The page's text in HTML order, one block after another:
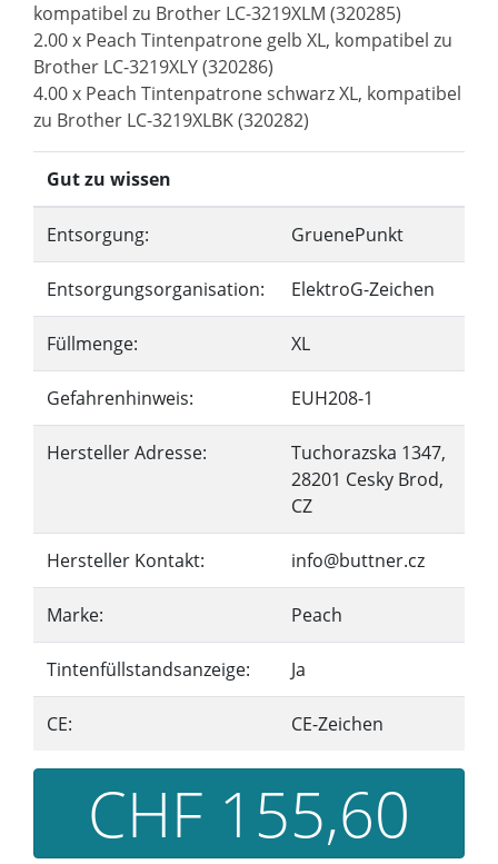
kompatibel zu Brother LC-3219XLM (320285)
2.00 x Peach Tintenpatrone gelb XL, kompatibel zu
Brother LC-3219XLY (320286)
4.00 x Peach Tintenpatrone schwarz XL, kompatibel
zu Brother LC-3219XLBK (320282)
Gut zu wissen
Entsorgung: GruenePunkt
Entsorgungsorganisation: ElektroG-Zeichen
Füllmenge: XL
Gefahrenhinweis: EUH208-1
Hersteller Adresse:
Tuchorazska 1347,
28201 Cesky Brod,
CZ
Hersteller Kontakt: info@buttner.cz
Marke: Peach
Tintenfüllstandsanzeige: Ja
CE: CE-Zeichen
CHF 155,60